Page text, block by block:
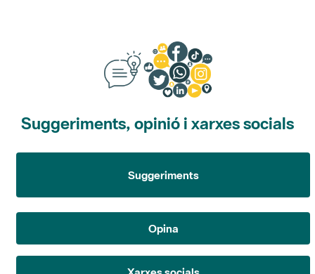
Suggeriments, opinió i xarxes socials
Suggeriments
Opina